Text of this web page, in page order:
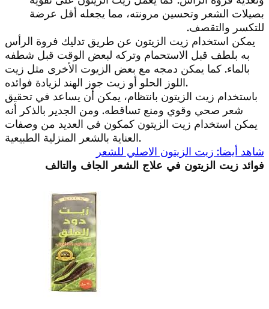
بصيلات الشعر وتحسين مرونته، مما يجعله أقل عرضة
للتكسر والتقصف.
يمكن استخدام زيت الزيتون عن طريق تدليك فروة الرأس
به بلطف قبل الاستحمام وتركه لبعض الوقت قبل شطفه
بالماء. كما يمكن دمجه مع بعض الزيوت الأخرى مثل زيت
اللوز الحلو أو زيت جوز الهند لزيادة فوائده.
باستخدام زيت الزيتون بانتظام، يمكن أن يساعد في تحقيق
شعر صحي وقوي ومنع تساقطه. ومن الجدير بالذكر أنه
يمكن استخدام زيت الزيتون كمكون في العديد من وصفات
العناية بالشعر المنزلية الطبيعية.
شاهد أيضا: زيت الزيتون الاصلي للشعر
فوائد زيت الزيتون في علاج الشعر الجاف والتالف